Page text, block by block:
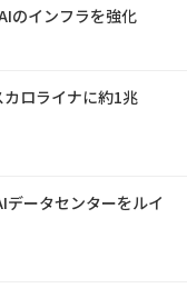
のインフラを強化
ロライナに約1兆
データセンターをルイ